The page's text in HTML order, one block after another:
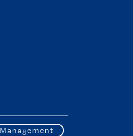
Management